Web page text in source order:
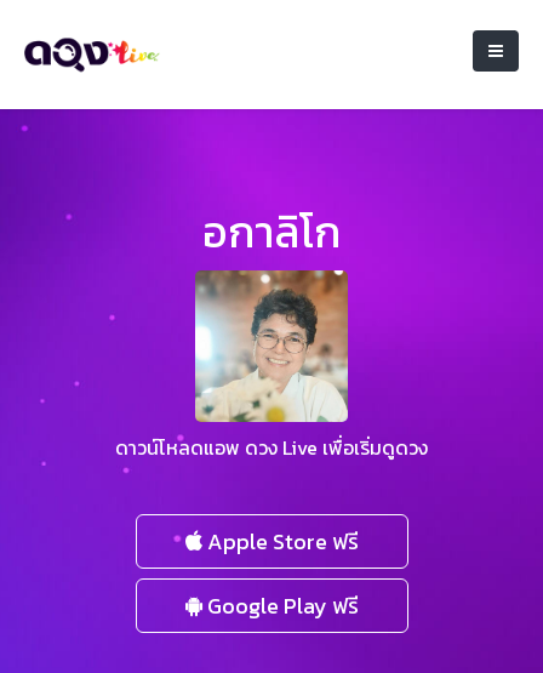
อกาลิโก
ดาวน์โหลดแอพ ดวง Live เพื่อเริ่มดูดวง
Apple Store ฟรี
Google Play ฟรี